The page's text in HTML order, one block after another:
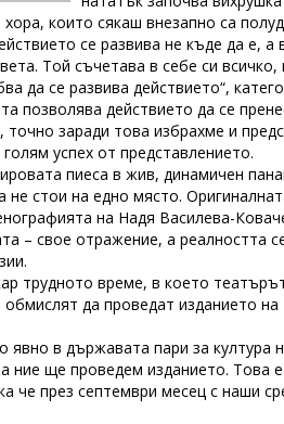
които сякаш внезапно са
се развива не къде да е, а
Той съчетава в себе си
да се развива действието“,
позволява действието да се
заради това избрахме и
успех от представлението.
пиеса в жив, динамичен
не стои на едно място.
на Надя Василева-
– свое отражение, а реалността
трудното време, в което
да проведат изданието
в държавата пари за култура
ние ще проведем изданието. Това
че през септември месец с наши